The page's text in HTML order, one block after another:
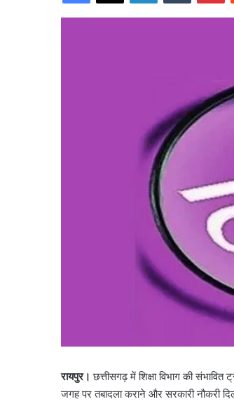
रायपुर। छत्तीसगढ़ में शिक्षा विभाग की
जगह पर तबादला कराने और सरकारी नौकरी